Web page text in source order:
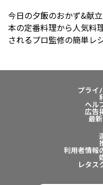
今日の夕飯のおかず&献
本の定番料理から人気料
されるプロ監修の簡単レ
プライ
ヘル
広告
最
利用者情報
レタス